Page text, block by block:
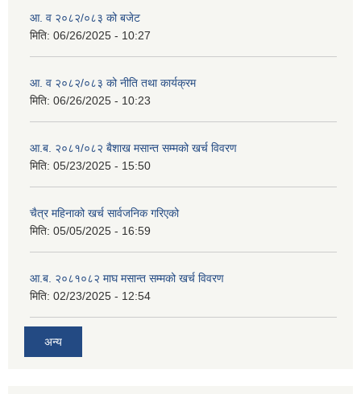
आ. व २०८२/०८३ को बजेट
मिति: 06/26/2025 - 10:27
आ. व २०८२/०८३ को नीति तथा कार्यक्रम
मिति: 06/26/2025 - 10:23
आ.ब. २०८१/०८२ बैशाख मसान्त सम्मको खर्च विवरण
मिति: 05/23/2025 - 15:50
चैत्र महिनाको खर्च सार्वजनिक गरिएको
मिति: 05/05/2025 - 16:59
आ.ब. २०८१०८२ माघ मसान्त सम्मको खर्च विवरण
मिति: 02/23/2025 - 12:54
अन्य